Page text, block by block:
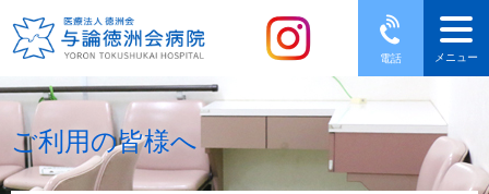
電話 メニュー
ご利用の皆様へ